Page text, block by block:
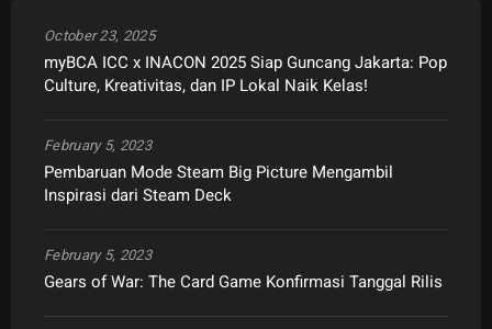
myBCA ICC x INACON 2025 Siap Guncang Jakarta: Pop
Culture, Kreativitas, dan IP Lokal Naik Kelas!
October 23, 2025
Pembaruan Mode Steam Big Picture Mengambil
Inspirasi dari Steam Deck
February 5, 2023
Gears of War: The Card Game Konfirmasi Tanggal Rilis
February 5, 2023